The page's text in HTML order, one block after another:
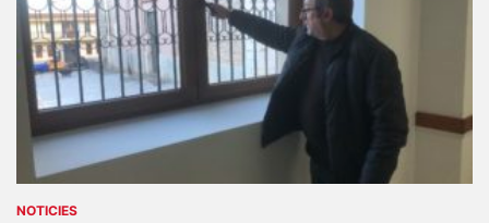
NOTICIES